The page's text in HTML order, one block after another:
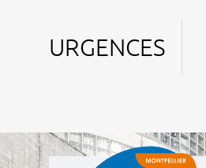
URGENCES